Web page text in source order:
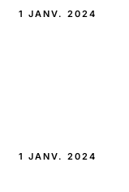
1 JANV. 2024
1 JANV. 2024